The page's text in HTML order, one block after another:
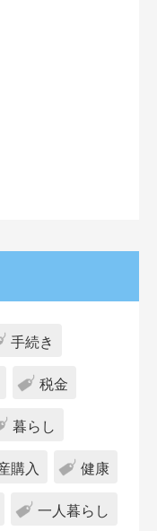
手続き
税金
暮らし
購入 健康
一人暮らし